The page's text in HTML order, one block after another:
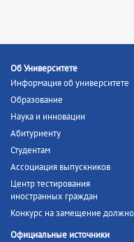
Об Университете
Информация об университете
Образование
Наука и инновации
Абитуриенту
Студентам
Ассоциация выпускников
Центр тестирования
иностранных граждан
Конкурс на замещение
Официальные источники